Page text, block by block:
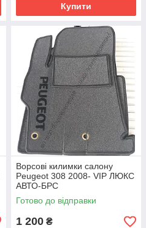
Купити
Ворсові килимки салону
Peugeot 308 2008- VIP ЛЮКС
АВТО-БРС
Готово до відправки
1 200 ₴